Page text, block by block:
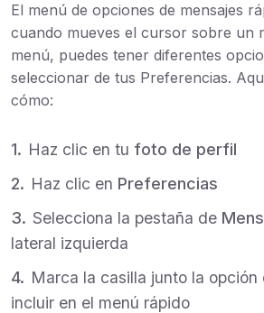
El menú de opciones de mensajes
cuando mueves el cursor sobre un
menú, puedes tener diferentes
seleccionar de tus Preferencias.
cómo:
Haz clic en tu foto de perfil
Haz clic en Preferencias
Selecciona la pestaña de
lateral izquierda
Marca la casilla junto la opción
incluir en el menú rápido